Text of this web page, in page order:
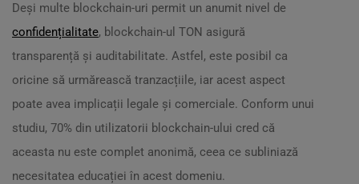
Deși multe blockchain-uri permit un anumit nivel de
confidențialitate, blockchain-ul TON asigură
transparență și auditabilitate. Astfel, este posibil ca
oricine să urmărească tranzacțiile, iar acest aspect
poate avea implicații legale și comerciale. Conform unui
studiu, 70% din utilizatorii blockchain-ului cred că
aceasta nu este complet anonimă, ceea ce subliniază
necesitatea educației în acest domeniu.